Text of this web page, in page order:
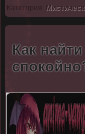
Категория:
Как